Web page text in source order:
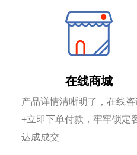
在线商城
产品详情清晰明了，在线咨
+立即下单付款，牢牢锁定
达成成交